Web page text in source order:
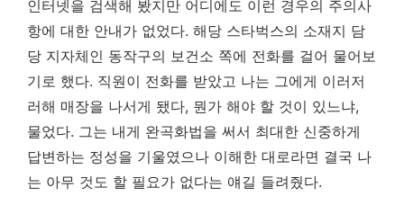
인터넷을 검색해 봤지만 어디에도 이런 경우의 주의사
항에 대한 안내가 없었다. 해당 스타벅스의 소재지 담
당 지자체인 동작구의 보건소 쪽에 전화를 걸어 물어보
기로 했다. 직원이 전화를 받았고 나는 그에게 이러저
러해 매장을 나서게 됐다, 뭔가 해야 할 것이 있느냐,
물었다. 그는 내게 완곡화법을 써서 최대한 신중하게
답변하는 정성을 기울였으나 이해한 대로라면 결국 나
는 아무 것도 할 필요가 없다는 얘길 들려줬다.